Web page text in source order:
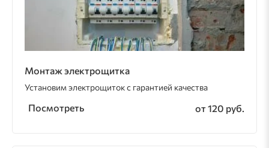
Монтаж электрощитка
Установим электрощиток с гарантией качества
Посмотреть от 120 руб.